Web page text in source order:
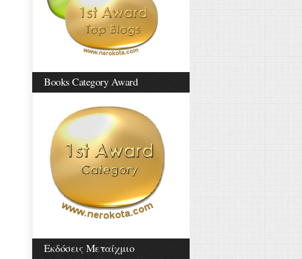
Books Category Award
Εκδόσεις Μεταίχμιο